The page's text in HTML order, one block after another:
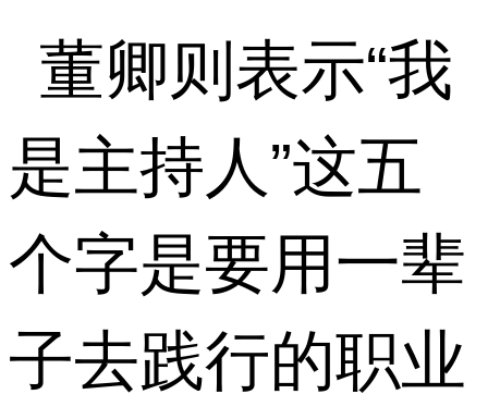
董卿则表示“我
是主持人”这五
个字是要用一辈
子去践行的职业